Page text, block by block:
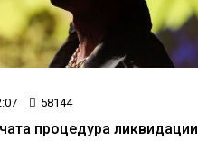
58144
процедура ликвидации